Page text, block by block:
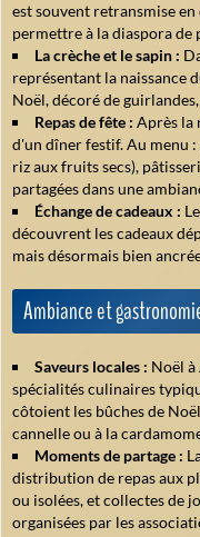
est souvent retransmise
permettre à la diaspora de
La crèche et le sapin :
représentant la naissance
Noël, décoré de
Repas de fête : Après la
d'un dîner festif. Au menu
riz aux fruits secs),
partagées dans une
Échange de cadeaux :
découvrent les cadeaux
mais désormais bien
Ambiance et
Saveurs locales : Noël à
spécialités culinaires
côtoient les bûches de
cannelle ou à la
Moments de partage :
distribution de repas aux
ou isolées, et collectes de
organisées par les